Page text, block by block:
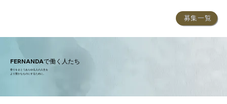
募集一覧
FERNANDAで働く人たち
香りをまとうあらゆる人の人生を
​より豊かなものにするために。